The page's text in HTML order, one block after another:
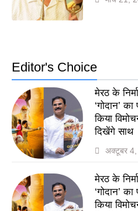
Editor's Choice
मेरठ के
‘गोदान’
किया
दिखेंगे साथ
अक्टूबर
मेरठ के
‘गोदान’
किया